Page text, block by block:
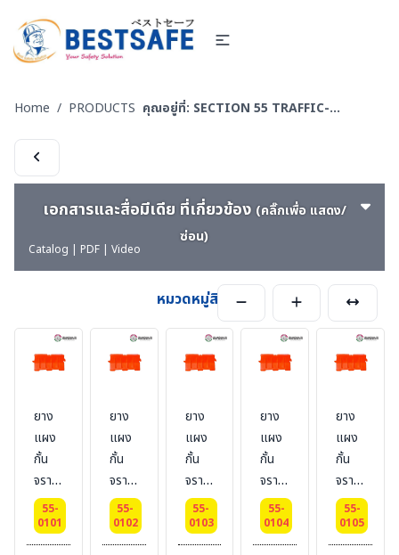
Home / PRODUCTS คุณอยู่ที่: SECTION 55 TRAFFIC-EQUIPMENT - อุปกรณ์งานจราจรสำเร็จรูป
เอกสารและสื่อมีเดีย ที่เกี่ยวข้อง (คลิ๊กเพื่อ แสดง/
ซ่อน)
Catalog | PDF | Video
หมวดหมู่สินค้า
ยาง
แผง
กั้น
จราจร
แบบ
ใส่น้ำ
SQ-
55-
0101
ยาง
แผง
กั้น
จราจร
แบบ
ใส่น้ำ
SQ-
55-
0102
ยาง
แผง
กั้น
จราจร
แบบ
ใส่น้ำ
SQ-2
55-
0103
ยาง
แผง
กั้น
จราจร
แบบ
ไม่ใส่
น้ำ
55-
0104
ยาง
แผง
กั้น
จราจร
แบบ
ไม่ใส่
น้ำ
55-
0105